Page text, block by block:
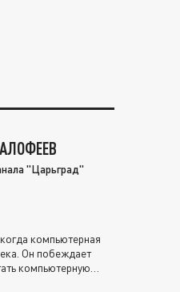
"Царьград"
компьютерная
Он побеждает
компьютерную